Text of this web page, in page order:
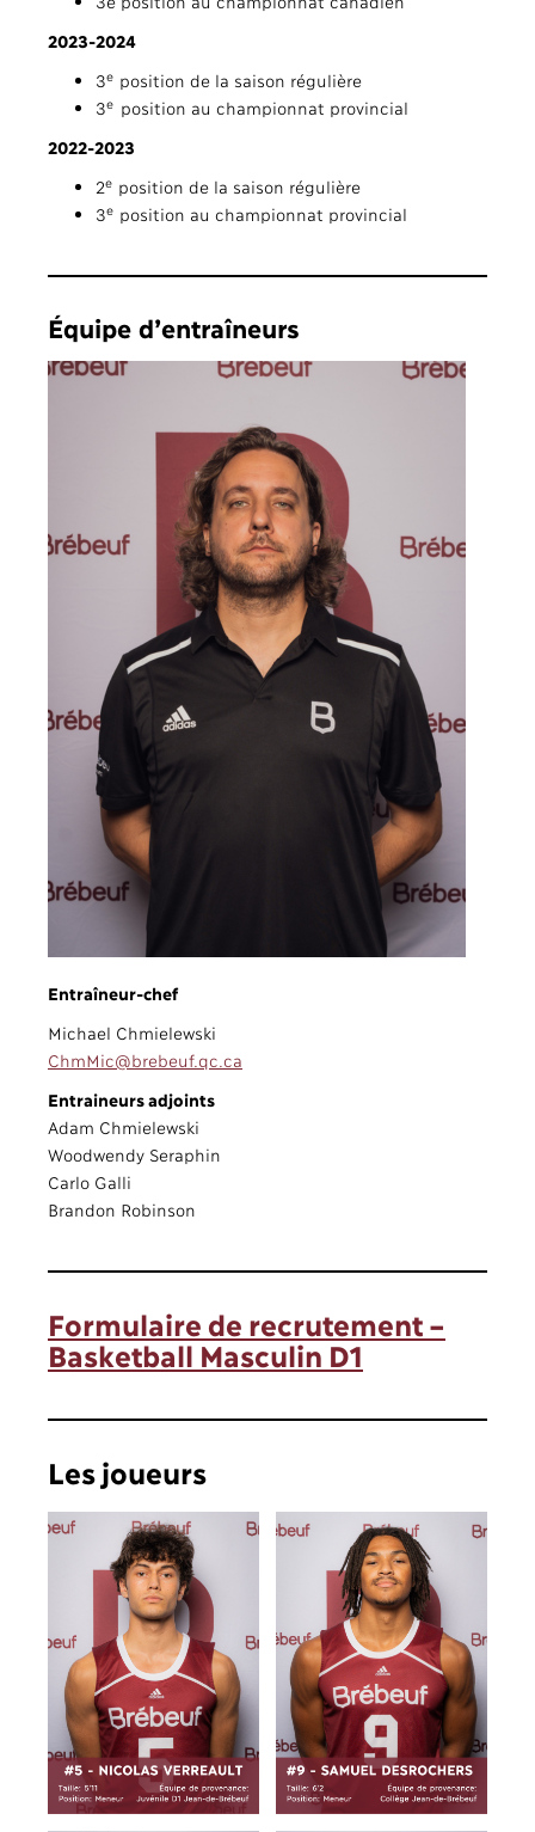
2023-2024
3e position de la saison régulière
3e position au championnat provincial
2022-2023
2e position de la saison régulière
3e position au championnat provincial
Équipe d’entraîneurs
Entraîneur-chef
Michael Chmielewski
ChmMic@brebeuf.qc.ca
Entraineurs adjoints
Adam Chmielewski
Woodwendy Seraphin
Carlo Galli
Brandon Robinson
Formulaire de recrutement –
Basketball Masculin D1
Les joueurs